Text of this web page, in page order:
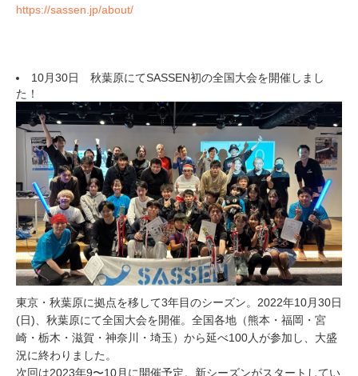
https://sassen.jp/about/
10月30日 秋葉原にてSASSEN初の全国大会を開催しまし
た！
東京・秋葉原に拠点を移して3年目のシーズン。2022年10月30日
(日)、秋葉原にて全国大会を開催。全国各地（熊本・福岡・宮
崎・栃木・滋賀・神奈川・埼玉）から延べ100人が参加し、大盛
況に終わりました。
次回は2023年9〜10月に開催予定。新シーズンがスタートしてい